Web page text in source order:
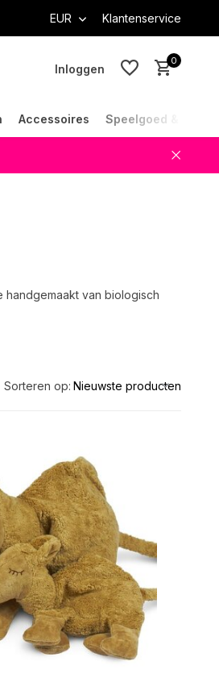
EUR Klantenservice
Inloggen
0
Accessoires Speelgoed &
handgemaakt van biologisch
Sorteren op: